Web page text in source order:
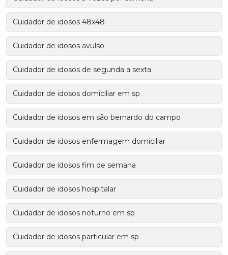
Cuidador de idosos 48x48
Cuidador de idosos avulso
Cuidador de idosos de segunda a sexta
Cuidador de idosos domiciliar em sp
Cuidador de idosos em são bernardo do campo
Cuidador de idosos enfermagem domiciliar
Cuidador de idosos fim de semana
Cuidador de idosos hospitalar
Cuidador de idosos noturno em sp
Cuidador de idosos particular em sp